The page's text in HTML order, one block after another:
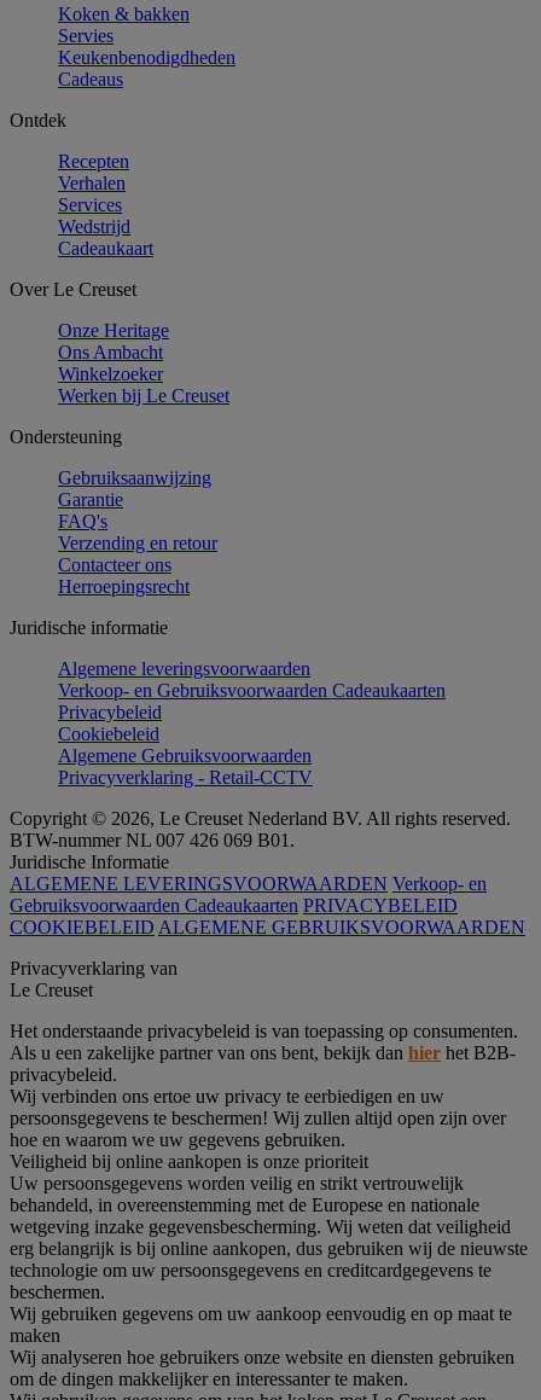
Koken & bakken
Servies
Keukenbenodigdheden
Cadeaus
Ontdek
Recepten
Verhalen
Services
Wedstrijd
Cadeaukaart
Over Le Creuset
Onze Heritage
Ons Ambacht
Winkelzoeker
Werken bij Le Creuset
Ondersteuning
Gebruiksaanwijzing
Garantie
FAQ's
Verzending en retour
Contacteer ons
Herroepingsrecht
Juridische informatie
Algemene leveringsvoorwaarden
Verkoop- en Gebruiksvoorwaarden Cadeaukaarten
Privacybeleid
Cookiebeleid
Algemene Gebruiksvoorwaarden
Privacyverklaring - Retail-CCTV
Copyright © 2026, Le Creuset Nederland BV. All rights reserved.
BTW-nummer NL 007 426 069 B01.
Juridische Informatie
ALGEMENE LEVERINGSVOORWAARDEN Verkoop- en
Gebruiksvoorwaarden Cadeaukaarten PRIVACYBELEID
COOKIEBELEID ALGEMENE GEBRUIKSVOORWAARDEN
Privacyverklaring van
Le Creuset
Het onderstaande privacybeleid is van toepassing op consumenten.
Als u een zakelijke partner van ons bent, bekijk dan hier het B2B-
privacybeleid.
Wij verbinden ons ertoe uw privacy te eerbiedigen en uw
persoonsgegevens te beschermen! Wij zullen altijd open zijn over
hoe en waarom we uw gegevens gebruiken.
Veiligheid bij online aankopen is onze prioriteit
Uw persoonsgegevens worden veilig en strikt vertrouwelijk
behandeld, in overeenstemming met de Europese en nationale
wetgeving inzake gegevensbescherming. Wij weten dat veiligheid
erg belangrijk is bij online aankopen, dus gebruiken wij de nieuwste
technologie om uw persoonsgegevens en creditcardgegevens te
beschermen.
Wij gebruiken gegevens om uw aankoop eenvoudig en op maat te
maken
Wij analyseren hoe gebruikers onze website en diensten gebruiken
om de dingen makkelijker en interessanter te maken.